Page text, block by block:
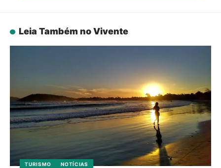
Leia Também no Vivente
TURISMO NOTÍCIAS